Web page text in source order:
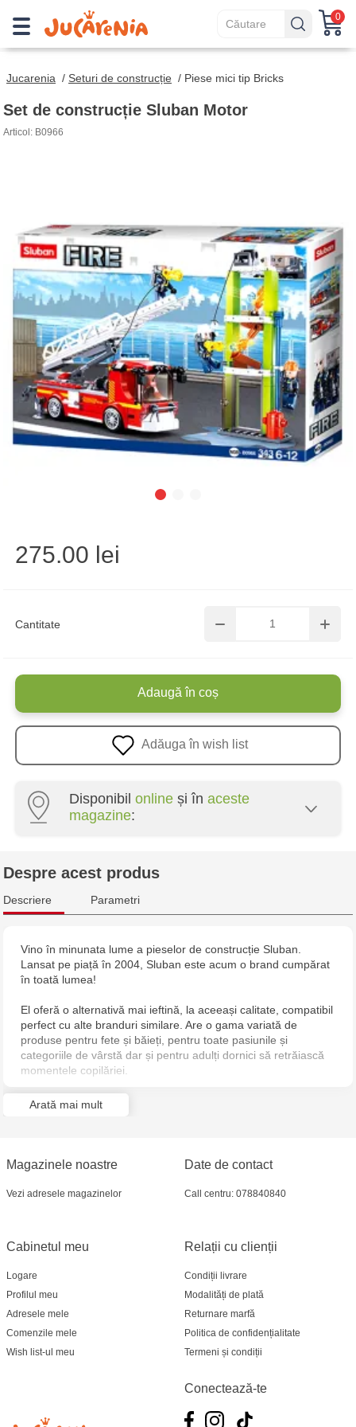
0
Jucarenia / Seturi de construcție / Piese mici tip Bricks
Set de construcție Sluban Motor
Articol: B0966
Cantitate
275.00 lei
Adaugă în coș
Adăuga în wish list
Disponibil online și în aceste
magazine:
Multistore Centru - bd. Cantemir, 6
Jucărenia Cahul - str. Ștefan cel Mare, 29А
Multistore Telecentru - str. N. Testemițanu
Multistore Soroca - bd. Ștefan cel Mare, 110
Despre acest produs
Descriere Parametri
Vino în minunata lume a pieselor de construcție Sluban.
Lansat pe piață în 2004, Sluban este acum o brand cumpărat
în toată lumea!
El oferă o alternativă mai ieftină, la aceeași calitate, compatibil
perfect cu alte branduri similare. Are o gama variată de
produse pentru fete și băieți, pentru toate pasiunile și
categoriile de vârstă dar și pentru adulți dornici să retrăiască
momentele copilăriei.
Ia-ți prietenii și construiește o întreagă lume, ai nevoie doar de
Arată mai mult
Magazinele noastre
Vezi adresele magazinelor
Relații cu clienții
Condiții livrare
Modalități de plată
Returnare marfă
Politica de confidențialitate
Termeni și condiții
Cabinetul meu
Logare
Profilul meu
Adresele mele
Comenzile mele
Wish list-ul meu
Date de contact
Call centru: 078840840
Conectează-te